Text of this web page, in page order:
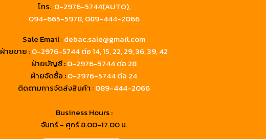
โทร. 0-2976-5744(AUTO),
094-665-5978,089-444-2066
Sale Email :debac.sale@gmail.com
ฝ่ายขาย :0-2976-5744ต่อ 14, 15, 22, 29, 36, 39, 42
ฝ่ายบัญชี :0-2976-5744 ต่อ 28
ฝ่ายจัดซื้อ :0-2976-5744 ต่อ 24
ติดตามการจัดส่งสินค้า :089-444-2066
Business Hours :
จันทร์ - ศุกร์ 8.00-17.00 น.